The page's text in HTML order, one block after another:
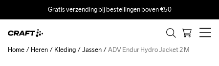
Gratis verzending bij bestellingen boven €50
Home Heren Kleding Jassen ADV Endur Hydro Jacket 2 M